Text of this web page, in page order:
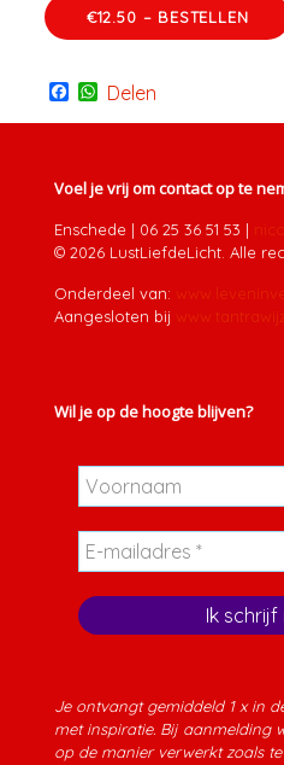
€12.50 – BESTELLEN
Facebook
WhatsApp
Delen
Voel je vrij om contact op te
Enschede | 06 25 36 51 53 |
© 2026 LustLiefdeLicht. Alle
Onderdeel van:
Aangesloten bij
Wil je op de hoogte blijven?
Je ontvangt gemiddeld 1 x in
met inspiratie. Bij aanmelding
op de manier verwerkt zoals